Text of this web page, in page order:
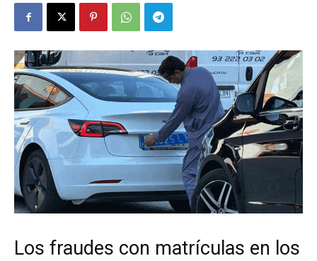
Los fraudes con matrículas en los